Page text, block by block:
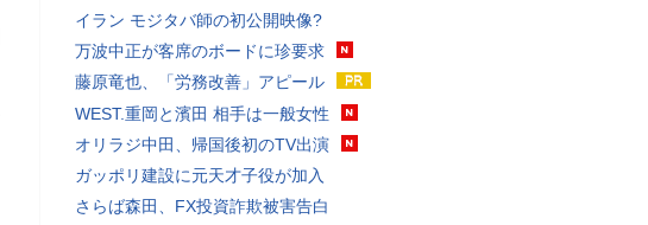
イラン モジタバ師の初公開映像?
万波中正が客席のボードに珍要求
藤原竜也、「労務改善」アピール
WEST.重岡と濱田 相手は一般女性
オリラジ中田、帰国後初のTV出演
ガッポリ建設に元天才子役が加入
さらば森田、FX投資詐欺被害告白